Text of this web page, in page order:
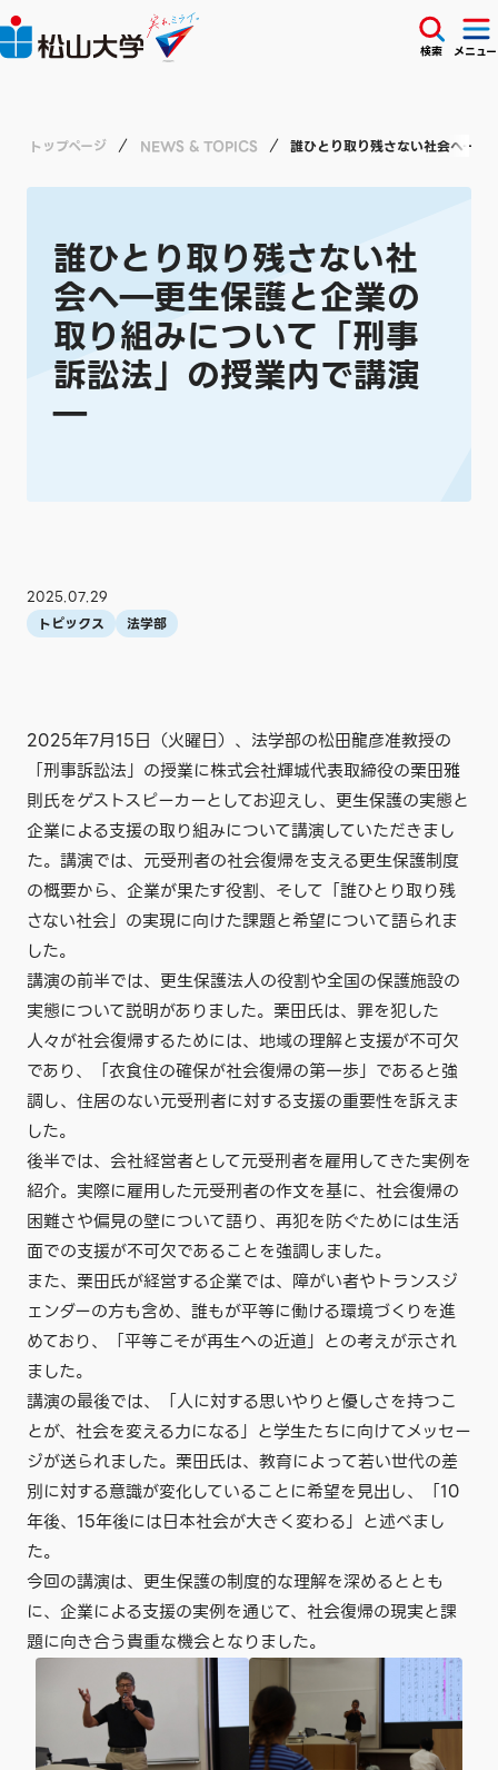
検索 メニュー
トップページ NEWS & TOPICS 誰ひとり取り残さない社会へ―更
誰ひとり取り残さない社
会へ―更生保護と企業の
取り組みについて「刑事
訴訟法」の授業内で講演
―
2025.07.29
トピックス 法学部
2025年7月15日（火曜日）、法学部の松田龍彦准教授の
「刑事訴訟法」の授業に株式会社輝城代表取締役の栗田雅
則氏をゲストスピーカーとしてお迎えし、更生保護の実態と
企業による支援の取り組みについて講演していただきまし
た。講演では、元受刑者の社会復帰を支える更生保護制度
の概要から、企業が果たす役割、そして「誰ひとり取り残
さない社会」の実現に向けた課題と希望について語られま
した。
講演の前半では、更生保護法人の役割や全国の保護施設の
実態について説明がありました。栗田氏は、罪を犯した
人々が社会復帰するためには、地域の理解と支援が不可欠
であり、「衣食住の確保が社会復帰の第一歩」であると強
調し、住居のない元受刑者に対する支援の重要性を訴えま
した。
後半では、会社経営者として元受刑者を雇用してきた実例を
紹介。実際に雇用した元受刑者の作文を基に、社会復帰の
困難さや偏見の壁について語り、再犯を防ぐためには生活
面での支援が不可欠であることを強調しました。
また、栗田氏が経営する企業では、障がい者やトランスジ
ェンダーの方も含め、誰もが平等に働ける環境づくりを進
めており、「平等こそが再生への近道」との考えが示され
ました。
講演の最後では、「人に対する思いやりと優しさを持つこ
とが、社会を変える力になる」と学生たちに向けてメッセー
ジが送られました。栗田氏は、教育によって若い世代の差
別に対する意識が変化していることに希望を見出し、「10
年後、15年後には日本社会が大きく変わる」と述べまし
た。
今回の講演は、更生保護の制度的な理解を深めるととも
に、企業による支援の実例を通じて、社会復帰の現実と課
題に向き合う貴重な機会となりました。